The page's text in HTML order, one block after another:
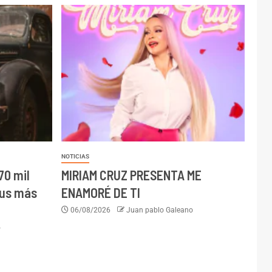
mil
más
NOTICIAS
MIRIAM CRUZ PRESENTA ME
ENAMORÉ DE TI
06/08/2026 Juan pablo Galeano